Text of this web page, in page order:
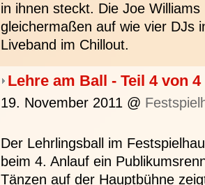
in ihnen steckt. Die Joe Williams
gleichermaßen auf wie vier DJs
Liveband im Chillout.
Lehre am Ball - Teil 4 von 4
19. November 2011 @
Der Lehrlingsball im
beim 4. Anlauf ein
Tänzen auf der Hauptbühne